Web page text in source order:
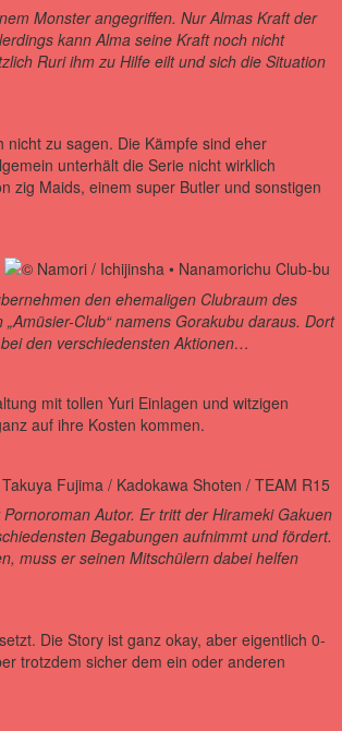
Monster angegriffen. Nur Almas Kraft der
kann Alma seine Kraft noch nicht
Ruri ihm zu Hilfe eilt und sich die Situation
zu sagen. Die Kämpfe sind eher
unterhält die Serie nicht wirklich
zig Maids, einem super Butler und sonstigen
den ehemaligen Clubraum des
Club“ namens Gorakubu daraus. Dort
den verschiedensten Aktionen…
mit tollen Yuri Einlagen und witzigen
auf ihre Kosten kommen.
Autor. Er tritt der Hirameki Gakuen
Begabungen aufnimmt und fördert.
muss er seinen Mitschülern dabei helfen
Die Story ist ganz okay, aber eigentlich 0-
trotzdem sicher dem ein oder anderen